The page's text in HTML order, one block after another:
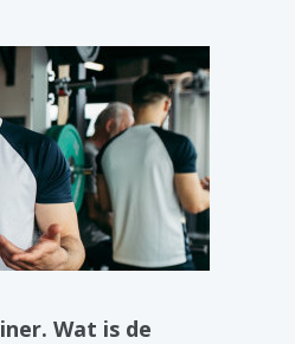
Wat is de